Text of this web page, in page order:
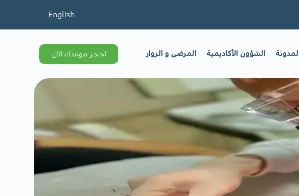
English
المدونة الشؤون الأكاديمية المرضى و الزوار احجز موعدك الآن